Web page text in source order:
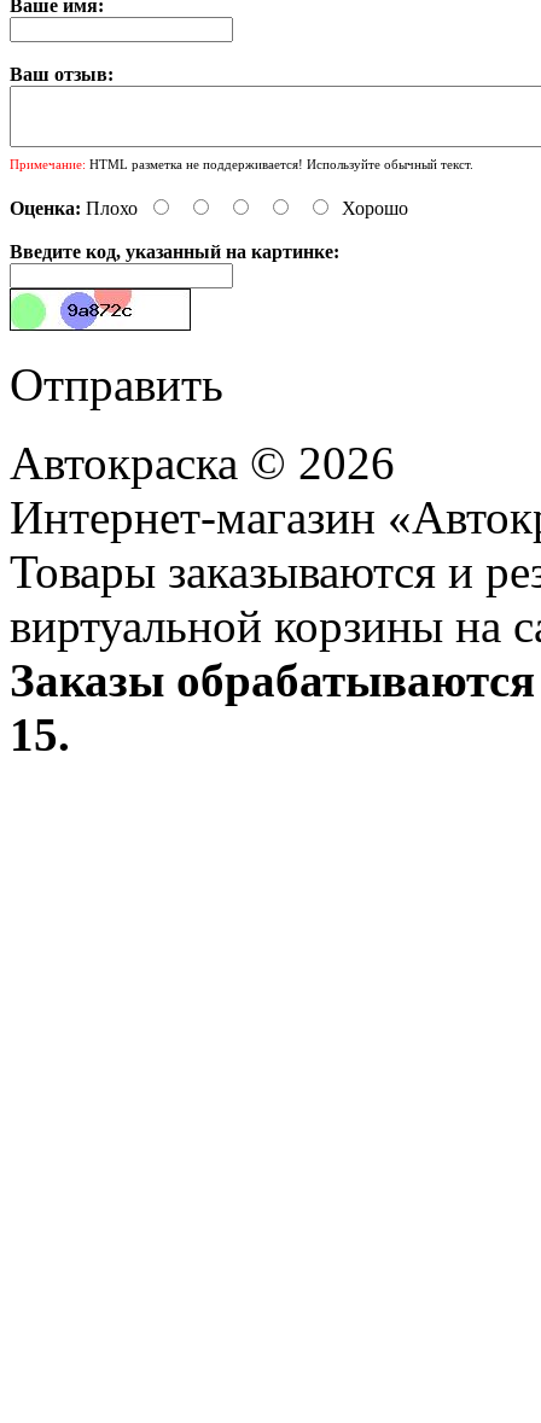
Ваше имя:
Ваш отзыв:
Примечание: HTML разметка не поддерживается! Используйте обычный текст.
Оценка: Плохо Хорошо
Введите код, указанный на картинке:
Отправить
Автокраска © 2026
Интернет-магазин
Товары заказываются и
виртуальной корзины на
Заказы
15.